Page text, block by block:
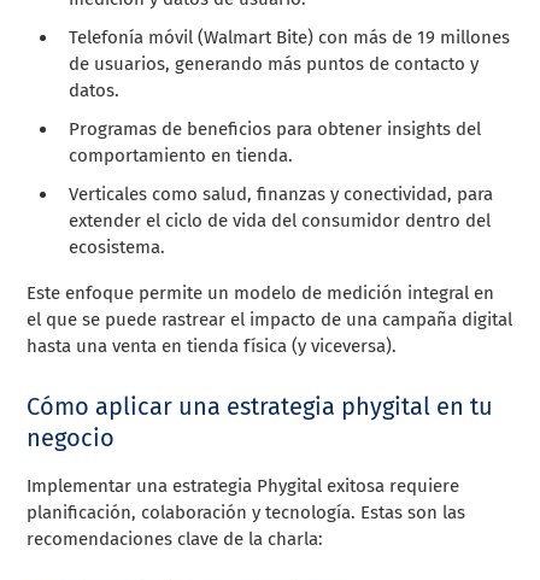
Telefonía móvil (Walmart Bite) con más de 19 millones
de usuarios, generando más puntos de contacto y
datos.
Programas de beneficios para obtener insights del
comportamiento en tienda.
Verticales como salud, finanzas y conectividad, para
extender el ciclo de vida del consumidor dentro del
ecosistema.
Este enfoque permite un modelo de medición integral en
el que se puede rastrear el impacto de una campaña digital
hasta una venta en tienda física (y viceversa).
Cómo aplicar una estrategia phygital en tu
negocio
Implementar una estrategia Phygital exitosa requiere
planificación, colaboración y tecnología. Estas son las
recomendaciones clave de la charla: